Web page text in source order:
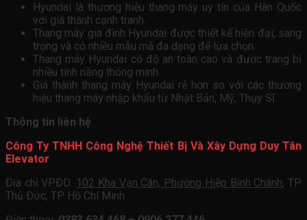
Hyundai là thương hiệu thang máy uy tín của Hàn Quốc
với giá thành cạnh tranh.
Thang máy gia đình Hyundai được thiết kế hiện đại, sang
trọng và có nhiều mẫu mã đa dạng để lựa chọn.
Thang máy Hyundai có độ an toàn cao và được trang bị
nhiều tính năng thông minh.
Giá thành thang máy Hyundai rẻ hơn so với các thương
hiệu thang máy nhập khẩu từ Nhật Bản, Mỹ, Thụy Sĩ.
Thông tin liên hệ
Công Ty TNHH Công Nghệ Thiết Bị Và Xây Dựng Duy Tân
Elevator
Ðịa chỉ VPÐD: 102 Kha Vạn Cân, Phường Hiệp Bình Chánh, TP
Thủ Ðức, TP Hồ Chí Minh